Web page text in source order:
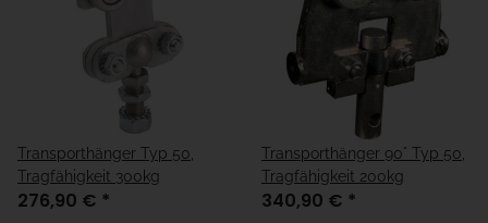
Transporthänger Typ 50,
Tragfähigkeit 300kg
276,90 € *
Transporthänger 90° Typ 50,
Tragfähigkeit 200kg
340,90 € *